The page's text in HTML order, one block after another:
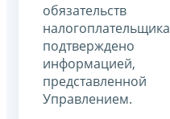
обязательств
налогоплательщика
подтверждено
информацией,
представленной
Управлением.